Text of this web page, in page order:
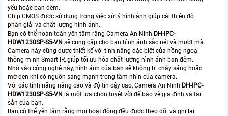
yếu hoặc ban đêm.
Chip CMOS được sử dụng trong việc xử lý hình ảnh giúp cải thiện độ
phân giải và chất lượng hình ảnh.
Bạn có thể hoàn toàn yên tâm rằng Camera An Ninh DH-IPC-
HDW1230SP-S5-VN sẽ cung cấp cho bạn hình ảnh sắc nét và mượt mà.
Camera này cũng được thiết kế với tính năng đặc biệt của hồng ngoại
thông minh Smart IR, giúp tối ưu hóa chất lượng hình ảnh ban đêm.
Nhờ vào công nghệ này, hình ảnh của bạn sẽ không bị cháy sáng hoặc
mờ đen khi có nguồn sáng mạnh trong tầm nhìn của camera.
Với các tính năng nâng cao và độ tin cậy cao, Camera An Ninh DH-IPC-
HDW1230SP-S5-VN là một lựa chọn tuyệt vời để bảo vệ gia đình và tài
sản của bạn.
Bạn có thể yên tâm rằng mọi hoạt động đều được theo dõi và ghi lại